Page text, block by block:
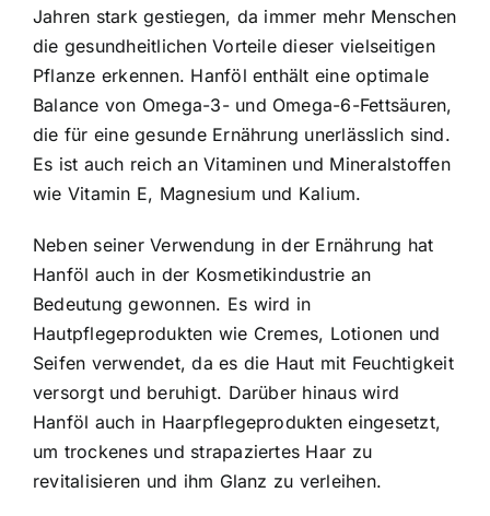
Jahren stark gestiegen, da immer mehr Menschen
die gesundheitlichen Vorteile dieser vielseitigen
Pflanze erkennen. Hanföl enthält eine optimale
Balance von Omega-3- und Omega-6-Fettsäuren,
die für eine gesunde Ernährung unerlässlich sind.
Es ist auch reich an Vitaminen und Mineralstoffen
wie Vitamin E, Magnesium und Kalium.
Neben seiner Verwendung in der Ernährung hat
Hanföl auch in der Kosmetikindustrie an
Bedeutung gewonnen. Es wird in
Hautpflegeprodukten wie Cremes, Lotionen und
Seifen verwendet, da es die Haut mit Feuchtigkeit
versorgt und beruhigt. Darüber hinaus wird
Hanföl auch in Haarpflegeprodukten eingesetzt,
um trockenes und strapaziertes Haar zu
revitalisieren und ihm Glanz zu verleihen.